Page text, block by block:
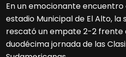
En un emocionante
estadio Municipal de El Alto,
rescató un empate 2-2 frente
duodécima jornada de las